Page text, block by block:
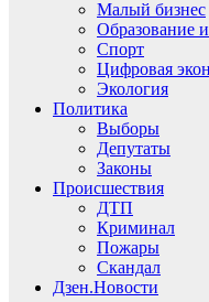
Малый бизнес
Образование
Спорт
Цифровая
Экология
Политика
Выборы
Депутаты
Законы
Происшествия
ДТП
Криминал
Пожары
Скандал
Дзен.Новости